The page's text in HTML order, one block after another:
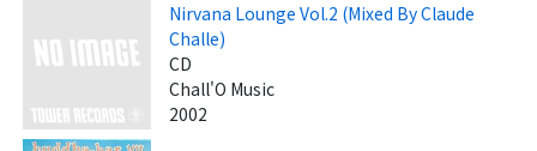
Nirvana Lounge Vol.2 (Mixed By Claude
Challe)
CD
Chall'O Music
2002